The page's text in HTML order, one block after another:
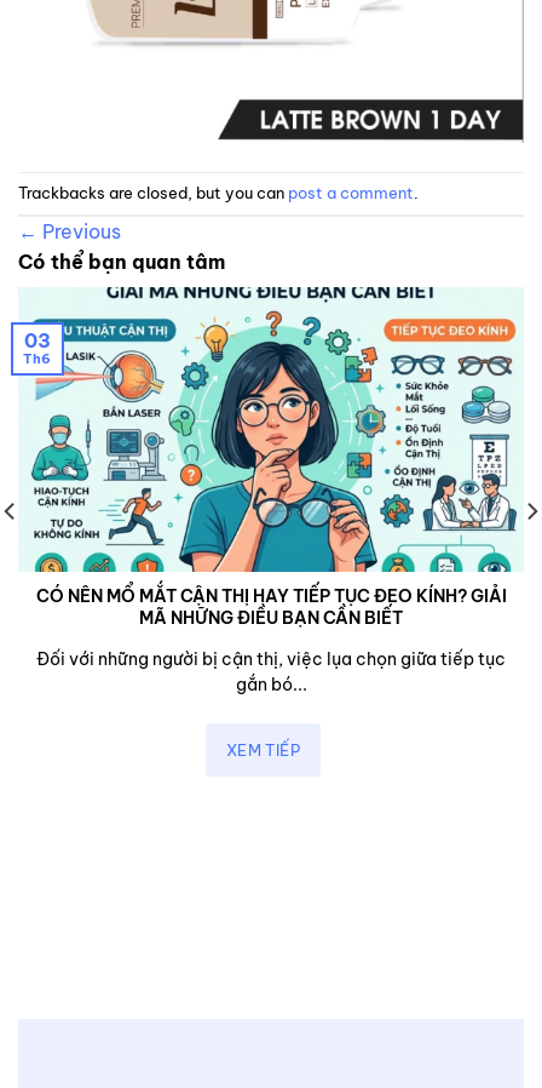
Trackbacks are closed, but you can post a comment
← Previous
Có thể bạn quan tâm
CÓ NÊN MỔ MẮT CẬN THỊ HAY TIẾP TỤC ĐEO KÍNH? GIẢI
MÃ NHỮNG ĐIỀU BẠN CẦN BIẾT
Đối với những người bị cận thị, việc lụa chọn giữa tiếp tục
gắn bó...
XEM TIẾP
03
Th6